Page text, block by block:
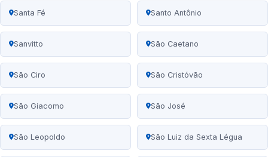
Santa Fé Santo Antônio
Sanvitto São Caetano
São Ciro São Cristóvão
São Giacomo São José
São Leopoldo São Luiz da Sexta Légua